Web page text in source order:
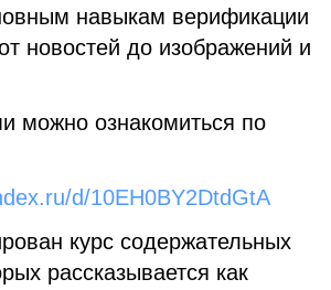
навыкам верификации
новостей до изображений и
можно ознакомиться по
d/10EH0BY2DtdGtA
курс содержательных
рассказывается как